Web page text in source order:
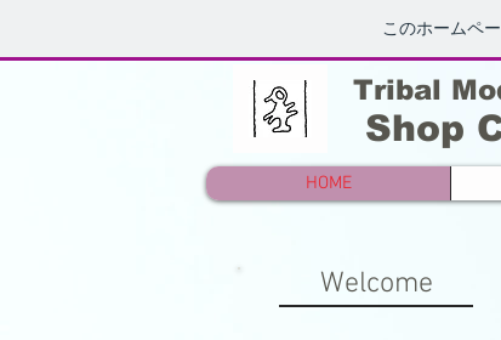
このホームペ
Tribal
Shop
HOME
Welcome